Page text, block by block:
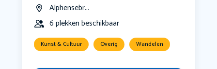
Alphensebr...
6 plekken beschikbaar
Kunst & Cultuur Overig Wandelen